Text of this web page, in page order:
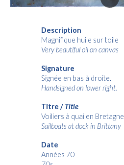
Description
Magnifique huile sur toile
Very beautiful oil on canvas
Signature
Signée en bas à droite.
Handsigned on lower right.
Titre / Title
Voiliers à quai en Bretagne
Sailboats at dock in Brittany
Date
Années 70